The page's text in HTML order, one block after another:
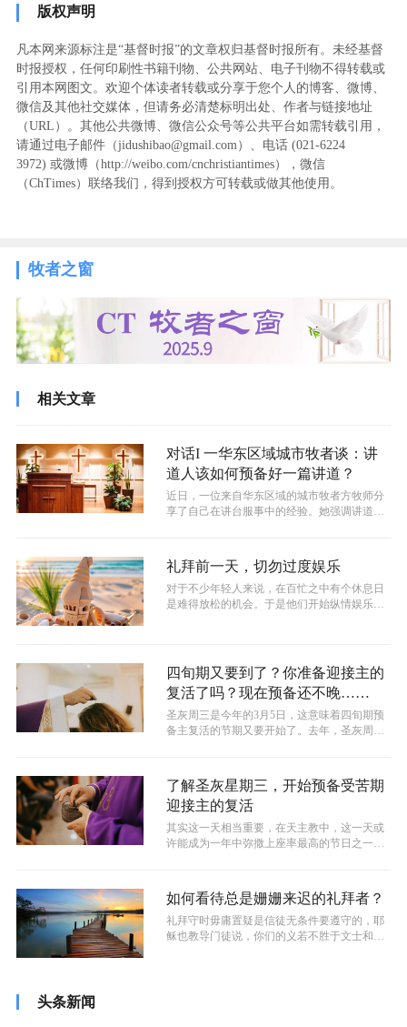
版权声明
凡本网来源标注是“基督时报”的文章权归基督时报所有。未经基督
时报授权，任何印刷性书籍刊物、公共网站、电子刊物不得转载或
引用本网图文。欢迎个体读者转载或分享于您个人的博客、微博、
微信及其他社交媒体，但请务必清楚标明出处、作者与链接地址
（URL）。其他公共微博、微信公众号等公共平台如需转载引用，
请通过电子邮件（jidushibao@gmail.com）、电话 (021-6224
3972) ‬或微博（http://weibo.com/cnchristiantimes），微信
（ChTimes）联络我们，得到授权方可转载或做其他使用。
牧者之窗
相关文章
对话I 一华东区域城市牧者谈：讲
道人该如何预备好一篇讲道？
近日，一位来自华东区域的城市牧者方牧师分
享了自己在讲台服事中的经验。她强调讲道人
礼拜前一天，切勿过度娱乐
对于不少年轻人来说，在百忙之中有个休息日
是难得放松的机会。于是他们开始纵情娱乐，
四旬期又要到了？你准备迎接主的
复活了吗？现在预备还不晚……
​圣灰周三是今年的3月5日，这意味着四旬期预
备主复活的节期又要开始了。去年，圣灰周三
了解圣灰星期三，开始预备受苦期
迎接主的复活
其实这一天相当重要，在天主教中，这一天或
许能成为一年中弥撒上座率最高的节日之一。
如何看待总是姗姗来迟的礼拜者？
礼拜守时毋庸置疑是信徒无条件要遵守的，耶
稣也教导门徒说，你们的义若不胜于文士和法
头条新闻